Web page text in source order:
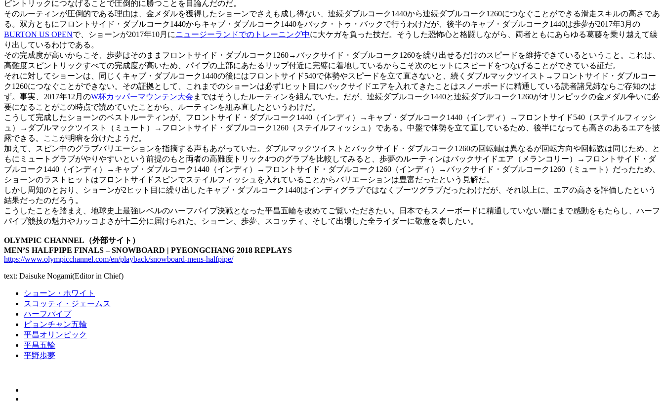
ピントリックにつなげることで圧倒的に勝つことを目論んだのだ。
そのルーティンが圧倒的である理由は、金メダルを獲得したショーンでさえも成し得ない、連続ダブルコーク1440から連続ダブルコーク1260につなぐことができる滑走スキルの高さであ
る。双方ともにフロントサイド・ダブルコーク1440からキャブ・ダブルコーク1440をバック・トゥ・バックで行うわけだが、後半のキャブ・ダブルコーク1440は歩夢が2017年3月の
BURTON US OPENで、ショーンが2017年10月にニュージーランドでのトレーニング中に大ケガを負った技だ。そうした恐怖心と格闘しながら、両者ともにあらゆる葛藤を乗り越えて繰
り出しているわけである。
その完成度が高いからこそ、歩夢はそのままフロントサイド・ダブルコーク1260→バックサイド・ダブルコーク1260を繰り出せるだけのスピードを維持できているということ。これは、
高難度スピントリックすべての完成度が高いため、パイプの上部にあたるリップ付近に完璧に着地しているからこそ次のヒットにスピードをつなげることができている証だ。
それに対してショーンは、同じくキャブ・ダブルコーク1440の後にはフロントサイド540で体勢やスピードを立て直さないと、続くダブルマックツイスト→フロントサイド・ダブルコー
ク1260につなぐことができない。その証拠として、これまでのショーンは必ず1ヒット目にバックサイドエアを入れてきたことはスノーボードに精通している読者諸兄姉ならご存知のは
ず。事実、2017年12月のW杯カッパーマウンテン大会 まではそうしたルーティンを組んでいた。だが、連続ダブルコーク1440と連続ダブルコーク1260がオリンピックの金メダル争いに必
要になることがこの時点で読めていたことから、ルーティンを組み直したというわけだ。
こうして完成したショーンのベストルーティンが、フロントサイド・ダブルコーク1440（インディ）→キャブ・ダブルコーク1440（インディ）→フロントサイド540（ステイルフィッシ
ュ）→ダブルマックツイスト（ミュート）→フロントサイド・ダブルコーク1260（ステイルフィッシュ）である。中盤で体勢を立て直しているため、後半になっても高さのあるエアを披
露できる。ここが明暗を分けたようだ。
加えて、スピン中のグラブバリエーションを指摘する声もあがっていた。ダブルマックツイストとバックサイド・ダブルコーク1260の回転軸は異なるが回転方向や回転数は同じため、と
もにミュートグラブがやりやすいという前提のもと両者の高難度トリック4つのグラブを比較してみると、歩夢のルーティンはバックサイドエア（メランコリー）→フロントサイド・ダ
ブルコーク1440（インディ）→キャブ・ダブルコーク1440（インディ）→フロントサイド・ダブルコーク1260（インディ）→バックサイド・ダブルコーク1260（ミュート）だったため、
ショーンのラストヒットはフロントサイドスピンでステイルフィッシュを入れていることからバリエーションは豊富だったという見解だ。
しかし周知のとおり、ショーンが2ヒット目に繰り出したキャブ・ダブルコーク1440はインディグラブではなくブーツグラブだったわけだが、それ以上に、エアの高さを評価したという
結果だったのだろう。
こうしたことを踏まえ、地球史上最強レベルのハーフパイプ決戦となった平昌五輪を改めてご覧いただきたい。日本でもスノーボードに精通していない層にまで感動をもたらし、ハーフ
パイプ競技の魅力やカッコよさが十二分に届けられた。ショーン、歩夢、スコッティ、そして出場した全ライダーに敬意を表したい。
OLYMPIC CHANNEL（外部サイト）
MEN’S HALFPIPE FINALS – SNOWBOARD | PYEONGCHANG 2018 REPLAYS
https://www.olympicchannel.com/en/playback/snowboard-mens-halfpipe/
text: Daisuke Nogami(Editor in Chief)
ショーン・ホワイト
スコッティ・ジェームス
ハーフパイプ
ピョンチャン五輪
平昌オリンピック
平昌五輪
平野歩夢